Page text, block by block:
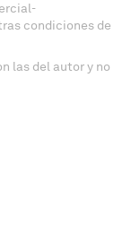
condiciones de
las del autor y no